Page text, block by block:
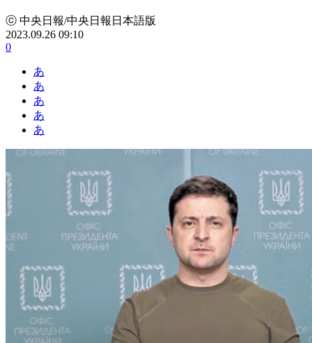
ⓒ 中央日報/中央日報日本語版
2023.09.26 09:10
0
あ
あ
あ
あ
あ